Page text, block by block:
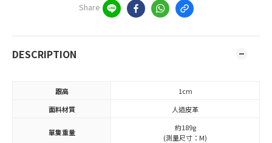
Share
DESCRIPTION
跟高
1cm
面料材質
人造皮革
單隻重量
約189g
(測量尺寸：M)